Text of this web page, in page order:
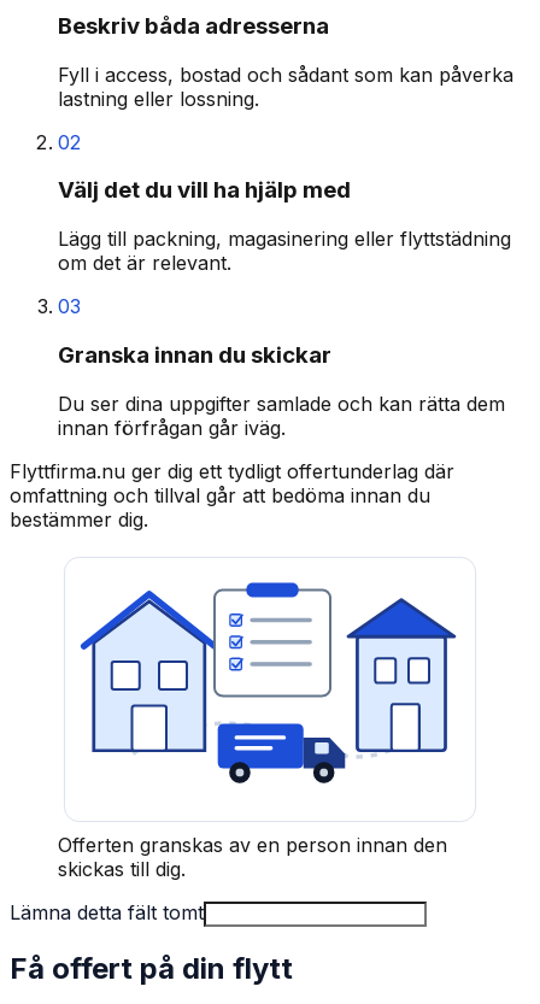
Beskriv båda adresserna
Fyll i access, bostad och sådant som kan påverka
lastning eller lossning.
02
Välj det du vill ha hjälp med
Lägg till packning, magasinering eller flyttstädning
om det är relevant.
03
Granska innan du skickar
Du ser dina uppgifter samlade och kan rätta dem
innan förfrågan går iväg.
Flyttfirma.nu ger dig ett tydligt offertunderlag där
omfattning och tillval går att bedöma innan du
bestämmer dig.
Offerten granskas av en person innan den
skickas till dig.
Lämna detta fält tomt
Få offert på din flytt